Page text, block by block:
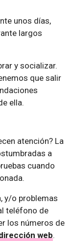
unos días,
largos
y socializar.
que salir
ella.
atención? La
a
cuando
y/o problemas
teléfono de
los números de
web.